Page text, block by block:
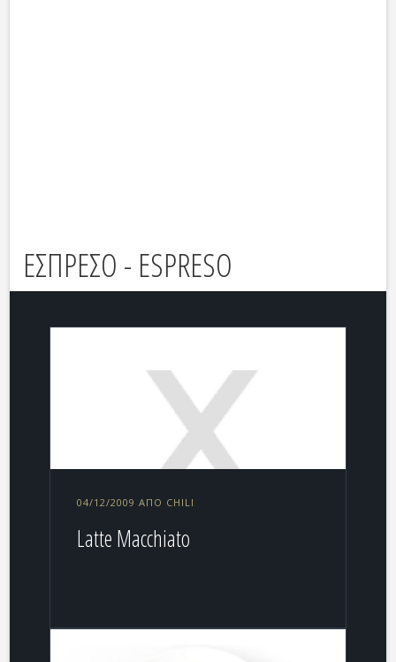
ΕΣΠΡΕΣΟ - ESPRESO
04/12/2009 ΑΠΌ CHILI
Latte Macchiato